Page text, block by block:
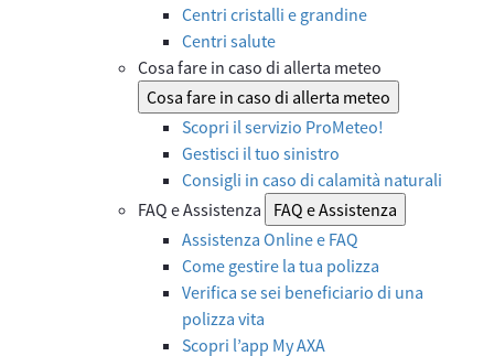
Centri cristalli e grandine
Centri salute
Cosa fare in caso di allerta meteo
Cosa fare in caso di allerta meteo
Scopri il servizio ProMeteo!
Gestisci il tuo sinistro
Consigli in caso di calamità naturali
FAQ e Assistenza
FAQ e Assistenza
Assistenza Online e FAQ
Come gestire la tua polizza
Verifica se sei beneficiario di una
polizza vita
Scopri l’app My AXA